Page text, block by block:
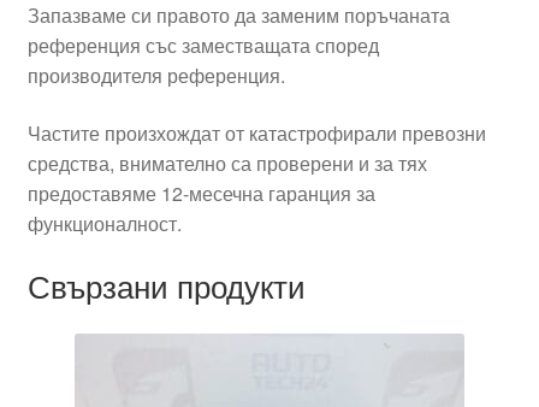
Запазваме си правото да заменим поръчаната
референция със заместващата според
производителя референция.
Частите произхождат от катастрофирали превозни
средства, внимателно са проверени и за тях
предоставяме 12-месечна гаранция за
функционалност.
Свързани продукти